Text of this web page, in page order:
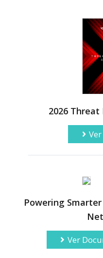
2026
Powering
Ver